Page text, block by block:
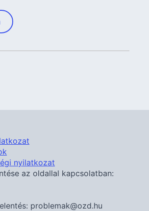
nyilatkozat
az oldallal kapcsolatban:
problemak@ozd.hu